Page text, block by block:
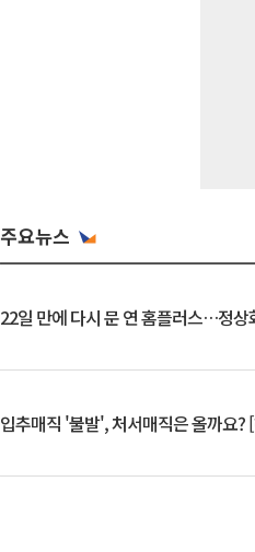
주요뉴스
22일 만에 다시 문 연 홈플러스…정상
입추매직 '불발', 처서매직은 올까요?